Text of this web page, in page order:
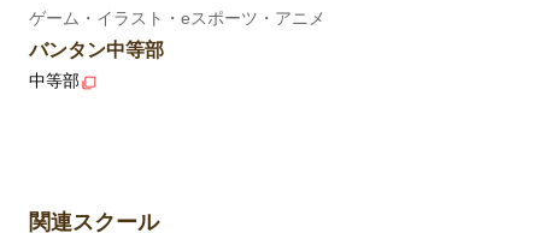
ゲーム・イラスト・eスポーツ・アニメ
バンタン中等部
中等部
関連スクール